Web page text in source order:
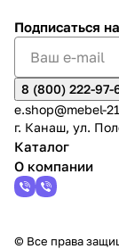
Подписаться
8 (800) 222-97-
e.shop@mebel-
г. Канаш, ул.
Каталог
О компании
© Все права